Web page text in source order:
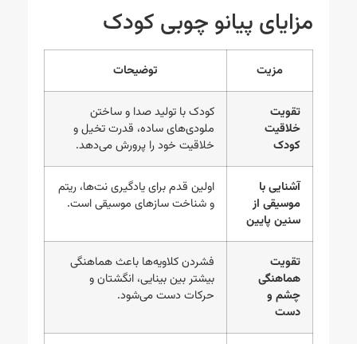
مزایای پیانو چوبی کودک
توضیحات
کودک با تولید صدا و ساختن
ملودی‌های ساده، قدرت تخیل و
خلاقیت خود را پرورش می‌دهد.
آشنایی با
موسیقی از
سنین پایین
اولین قدم برای یادگیری نت‌ها، ریتم
و شناخت سازهای موسیقی است.
هماهنگی
فشردن کلاویه‌ها باعث هماهنگی
بیشتر بین بینایی، انگشتان و
حرکات دست می‌شود.